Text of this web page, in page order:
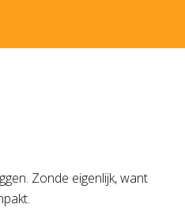
Zonde eigenlijk, want